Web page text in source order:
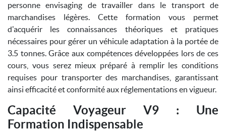
personne envisaging de travailler dans le transport de
marchandises légères. Cette formation vous permet
d'acquérir les connaissances théoriques et pratiques
nécessaires pour gérer un véhicule adaptation à la portée de
3.5 tonnes. Grâce aux compétences développées lors de ces
cours, vous serez mieux préparé à remplir les conditions
requises pour transporter des marchandises, garantissant
ainsi efficacité et conformité aux réglementations en vigueur.
Capacité Voyageur V9 : Une
Formation Indispensable